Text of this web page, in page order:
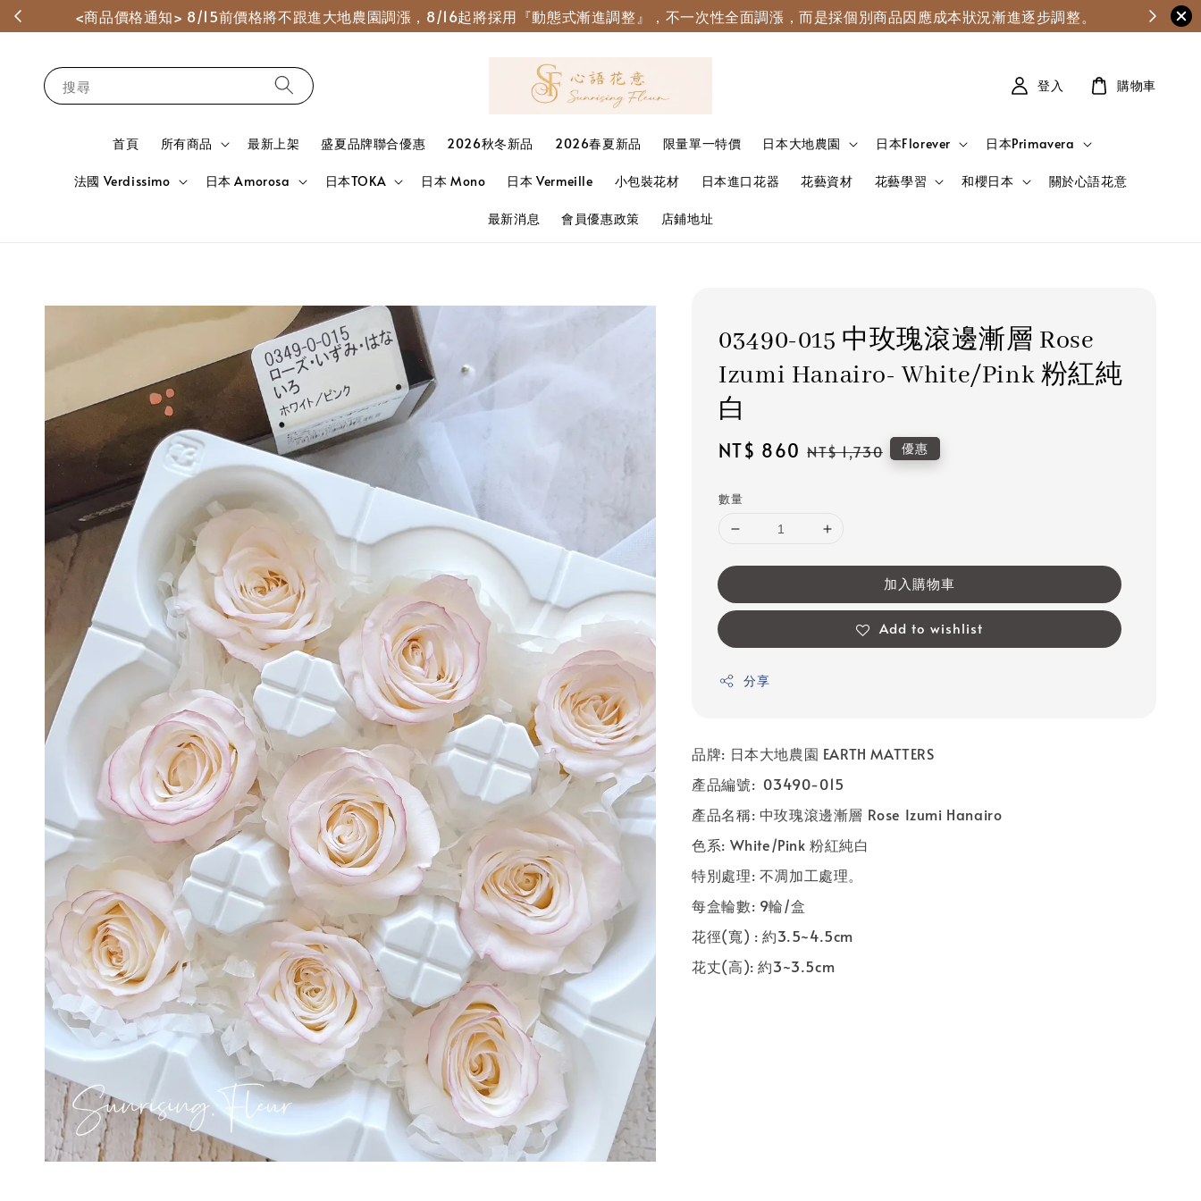
<商品價格通知> 8/15前價格將不跟進大地農園調漲，8/16起將採用『動態式漸進調整』，不一次性全面調漲，而是採個別商品因應成本狀況漸進逐步調整。
搜尋
首頁 所有商品 最新上架 盛夏品牌聯合優惠 2026秋冬新品 2026春夏新品 限量單一特價 日本大地農園 日本Florever 日本Primavera
法國 Verdissimo 日本 Amorosa 日本TOKA 日本 Mono 日本 Vermeille 小包裝花材 日本進口花器 花藝資材 花藝學習 和櫻日本 關於心語花意
最新消息 會員優惠政策 店鋪地址
登入 購物車
03490-015 中玫瑰滾邊漸層 Rose
Izumi Hanairo- White/Pink 粉紅純
白
Sale
NT$ 860 Regular
NT$ 1,730 優惠
數量
加入購物車
Add to wishlist
分享
品牌: 日本大地農園 EARTH MATTERS
產品編號: 03490-015
產品名稱: 中玫瑰滾邊漸層 Rose Izumi Hanairo
色系: White/Pink 粉紅純白
特別處理: 不凋加工處理。
每盒輪數: 9輪/盒
花徑(寬) : 約3.5~4.5cm
花丈(高): 約3~3.5cm